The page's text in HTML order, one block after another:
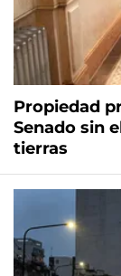
Propiedad
Senado sin
tierras